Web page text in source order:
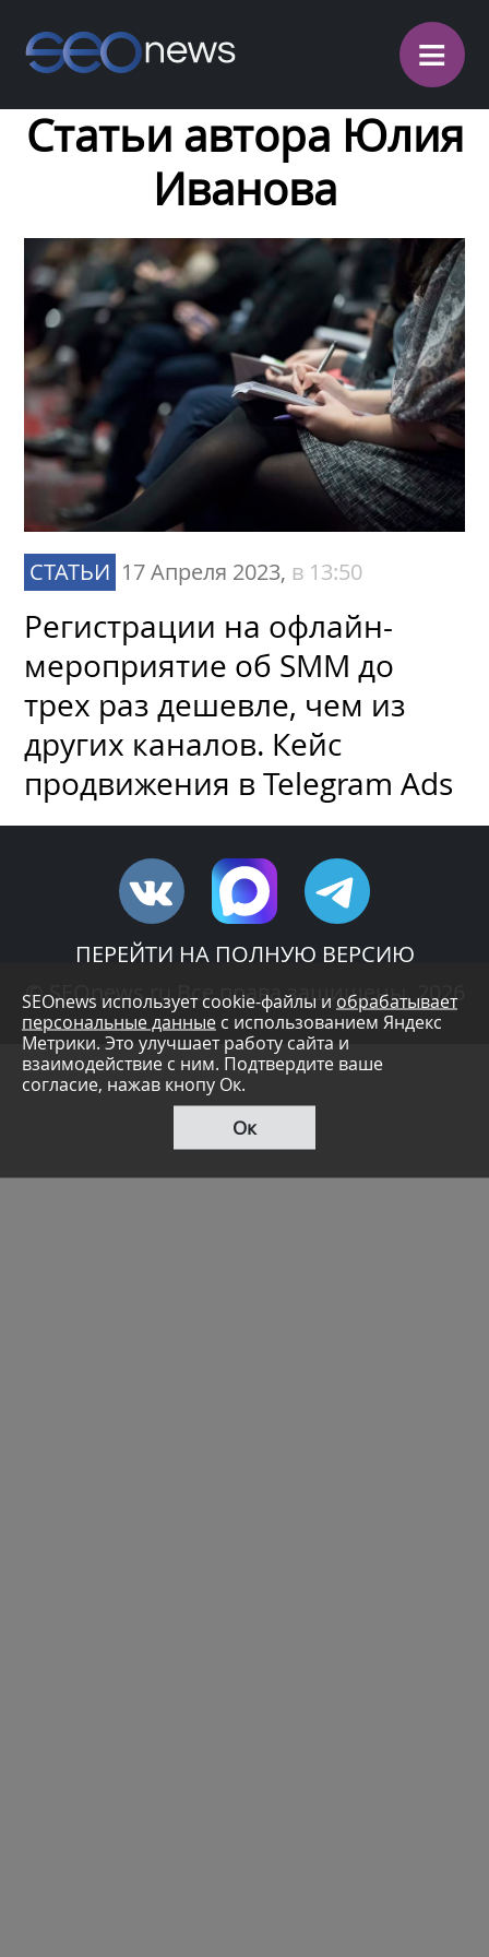
≡
Статьи автора Юлия
Иванова
СТАТЬИ 17 Апреля 2023, в 13:50
Регистрации на офлайн-
мероприятие об SMM до
трех раз дешевле, чем из
других каналов. Кейс
продвижения в Telegram Ads
SEOnews использует cookie-файлы и обрабатывает
персональные данные с использованием Яндекс
Метрики. Это улучшает работу сайта и
взаимодействие с ним. Подтвердите ваше
согласие, нажав кнопу Ок.
Ок
ПЕРЕЙТИ НА ПОЛНУЮ ВЕРСИЮ
© SEOnews.ru Все права защищены. 2026